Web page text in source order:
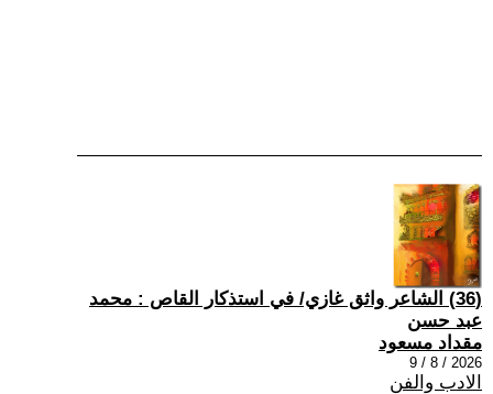
(36) الشاعر واثق غازي/ في استذكار القاص : محمد
عبد حسن
مقداد مسعود
2026 / 8 / 9
الادب والفن